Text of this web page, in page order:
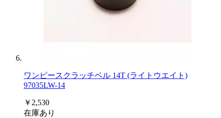
ワンピースクラッチベル 14T (ライトウエイト)
97035LW-14
￥2,530
在庫あり